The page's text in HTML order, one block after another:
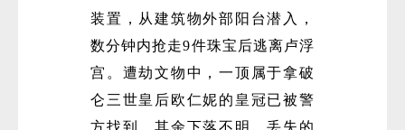
装置，从建筑物外部阳台潜入，
数分钟内抢走9件珠宝后逃离卢浮
宫。遭劫文物中，一顶属于拿破
仑三世皇后欧仁妮的皇冠已被警
方找到，其余下落不明。丢失的